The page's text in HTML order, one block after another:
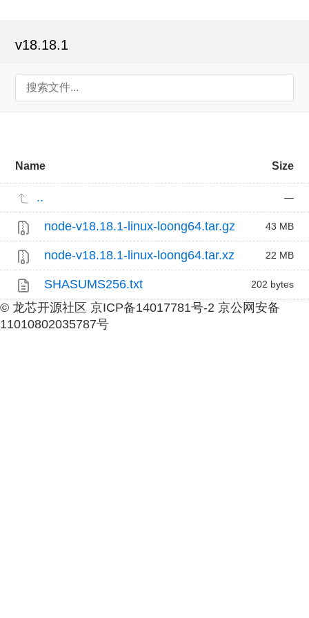
v18.18.1
Name Size
.. —
node-v18.18.1-linux-loong64.tar.gz 43 MB
node-v18.18.1-linux-loong64.tar.xz 22 MB
SHASUMS256.txt 202 bytes
© 龙芯开源社区 京ICP备14017781号-2 京公网安备
11010802035787号